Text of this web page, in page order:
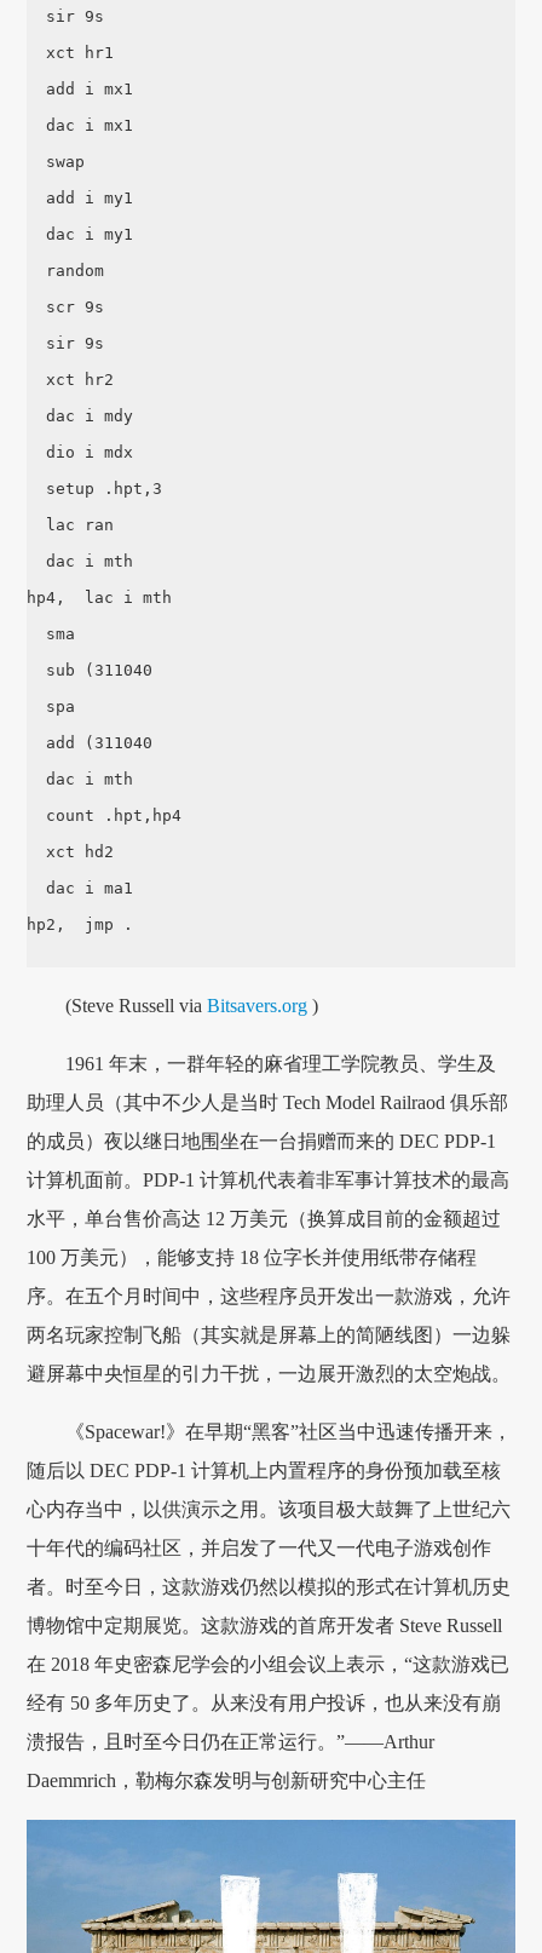
  sir 9s
  xct hr1
  add i mx1
  dac i mx1
  swap
  add i my1
  dac i my1
  random
  scr 9s
  sir 9s
  xct hr2
  dac i mdy
  dio i mdx
  setup .hpt,3
  lac ran
  dac i mth
hp4,  lac i mth
  sma
  sub (311040
  spa
  add (311040
  dac i mth
  count .hpt,hp4
  xct hd2
  dac i ma1
hp2,  jmp .
(Steve Russell viaBitsavers.org)
1961 年末，一群年轻的麻省理工学院教员、学生及
助理人员（其中不少人是当时 Tech Model Railraod 俱乐部
的成员）夜以继日地围坐在一台捐赠而来的 DEC PDP-1
计算机面前。PDP-1 计算机代表着非军事计算技术的最高
水平，单台售价高达 12 万美元（换算成目前的金额超过
100 万美元），能够支持 18 位字长并使用纸带存储程
序。在五个月时间中，这些程序员开发出一款游戏，允许
两名玩家控制飞船（其实就是屏幕上的简陋线图）一边躲
避屏幕中央恒星的引力干扰，一边展开激烈的太空炮战。
《Spacewar!》在早期“黑客”社区当中迅速传播开来，
随后以 DEC PDP-1 计算机上内置程序的身份预加载至核
心内存当中，以供演示之用。该项目极大鼓舞了上世纪六
十年代的编码社区，并启发了一代又一代电子游戏创作
者。时至今日，这款游戏仍然以模拟的形式在计算机历史
博物馆中定期展览。这款游戏的首席开发者 Steve Russell
在 2018 年史密森尼学会的小组会议上表示，“这款游戏已
经有 50 多年历史了。从来没有用户投诉，也从来没有崩
溃报告，且时至今日仍在正常运行。”——Arthur
Daemmrich，勒梅尔森发明与创新研究中心主任